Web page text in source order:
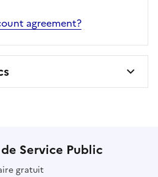
agreement?
Service Public
gratuit